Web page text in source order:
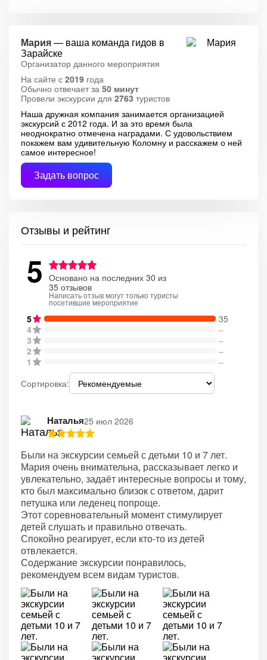
Мария— ваша команда гидов в
Зарайске
Организатор данного мероприятия
На сайте с 2019 года
Обычно отвечает за 50 минут
Провели экскурсии для 2763 туристов
Наша дружная компания занимается организацией
экскурсий с 2012 года. И за это время была
неоднократно отмечена наградами. С удовольствием
покажем вам удивительную Коломну и расскажем о ней
самое интересное!
Задать вопрос
Отзывы и рейтинг
5 Основано на последних 30 из
35 отзывов
Написать отзыв могут только туристы
посетившие мероприятие
5
35
4
–
3
–
2
–
1
–
Сортировка:
Наталья25 июл 2026
Были на экскурсии семьей с детьми 10 и 7 лет.
Мария очень внимательна, рассказывает легко и
увлекательно, задаёт интересные вопросы и тому,
кто был максимально близок с ответом, дарит
петушка или леденец попроще.
Этот соревновательный момент стимулирует
детей слушать и правильно отвечать.
Спокойно реагирует, если кто-то из детей
отвлекается.
Содержание экскурсии понравилось,
рекомендуем всем видам туристов.